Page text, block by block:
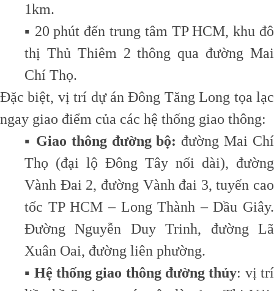
1km.
▪️ 20 phút đến trung tâm TP HCM, khu đô
thị Thủ Thiêm 2 thông qua đường Mai
Chí Thọ.
Đặc biệt, vị trí dự án Đông Tăng Long tọa lạc
ngay giao điểm của các hệ thống giao thông:
▪️ Giao thông đường bộ: đường Mai Chí
Thọ (đại lộ Đông Tây nối dài), đường
Vành Đai 2, đường Vành đai 3, tuyến cao
tốc TP HCM – Long Thành – Dầu Giây.
Đường Nguyễn Duy Trinh, đường Lã
Xuân Oai, đường liên phường.
▪️ Hệ thống giao thông đường thủy: vị trí